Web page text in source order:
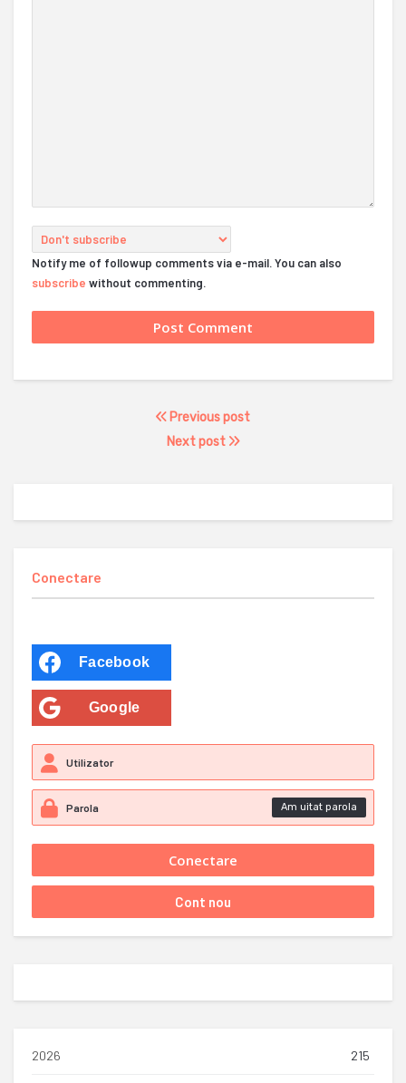
Notify me of followup comments via e-mail. You can also
subscribe without commenting.
Previous post
Next post
Conectare
Facebook
Google
Am uitat parola
2026 215